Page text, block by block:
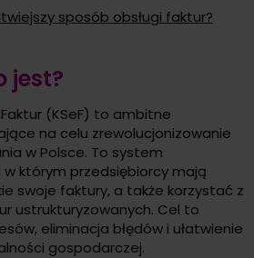
sposób obsługi faktur?
jest?
(KSeF) to ambitne
na celu zrewolucjonizowanie
w Polsce. To system
którym przedsiębiorcy mają
swoje faktury, a także korzystać z
ustrukturyzowanych. Cel to
eliminacja błędów i ułatwienie
gospodarczej.